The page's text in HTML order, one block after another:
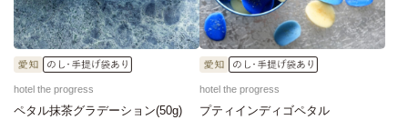
hotel the progress
ペタル抹茶グラデーション(50g)
hotel the progress
プティインディゴペタル